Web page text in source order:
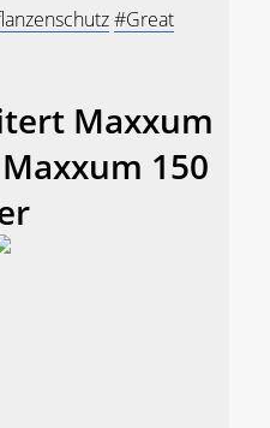
#Great
Maxxum
150